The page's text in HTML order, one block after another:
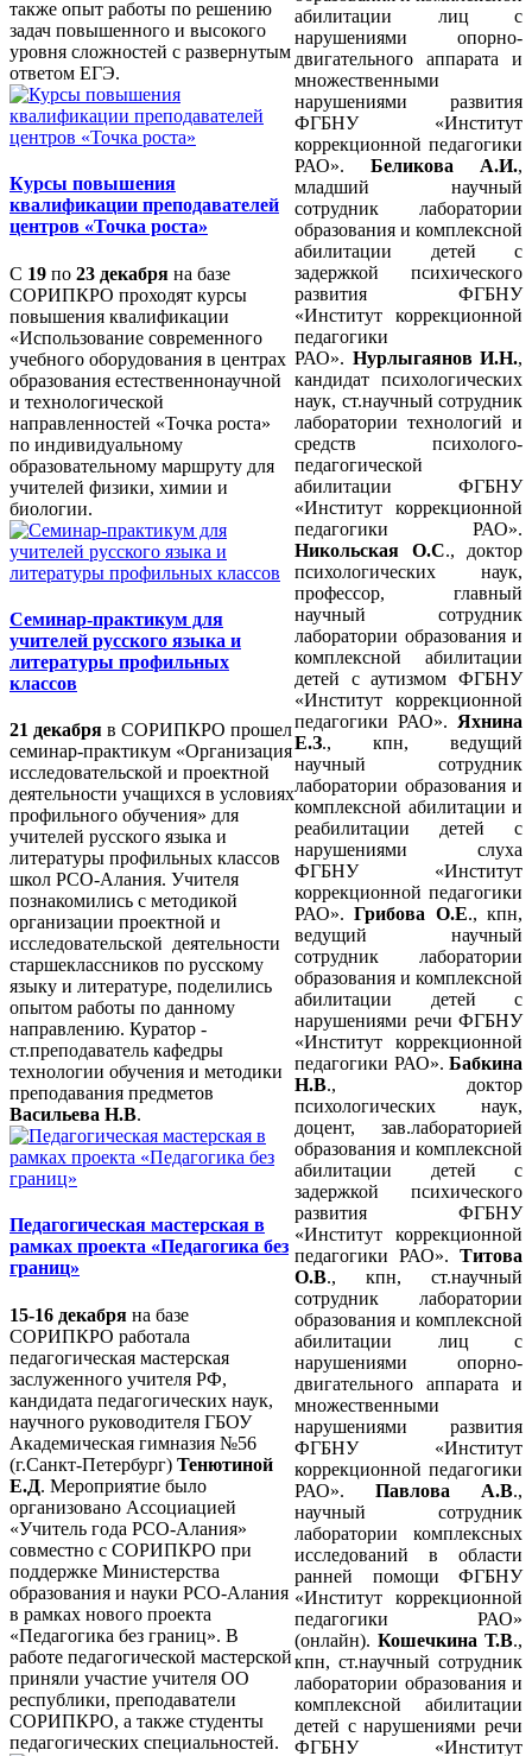
также опыт работы по решению
задач повышенного и высокого
уровня сложностей с развернутым
ответом ЕГЭ.
Курсы повышения
квалификации преподавателей
центров «Точка роста»
С 19 по 23 декабря на базе
СОРИПКРО проходят курсы
повышения квалификации
«Использование современного
учебного оборудования в центрах
образования естественнонаучной
и технологической
направленностей «Точка роста»
по индивидуальному
образовательному маршруту для
учителей физики, химии и
биологии.
Семинар-практикум для
учителей русского языка и
литературы профильных
классов
21 декабря в СОРИПКРО прошел
семинар-практикум «Организация
исследовательской и проектной
деятельности учащихся в условиях
профильного обучения» для
учителей русского языка и
литературы профильных классов
школ РСО-Алания. Учителя
познакомились с методикой
организации проектной и
исследовательской деятельности
старшеклассников по русскому
языку и литературе, поделились
опытом работы по данному
направлению. Куратор -
ст.преподаватель кафедры
технологии обучения и методики
преподавания предметов
Васильева Н.В.
Педагогическая мастерская в
рамках проекта «Педагогика без
границ»
15-16 декабря на базе
СОРИПКРО работала
педагогическая мастерская
заслуженного учителя РФ,
кандидата педагогических наук,
научного руководителя ГБОУ
Академическая гимназия №56
(г.Санкт-Петербург) Тенютиной
Е.Д. Мероприятие было
организовано Ассоциацией
«Учитель года РСО-Алания»
совместно с СОРИПКРО при
поддержке Министерства
образования и науки РСО-Алания
в рамках нового проекта
«Педагогика без границ». В
работе педагогической мастерской
приняли участие учителя ОО
республики, преподаватели
СОРИПКРО, а также студенты
педагогических специальностей.
абилитации лиц с
нарушениями опорно-
двигательного аппарата и
множественными
нарушениями развития
ФГБНУ «Институт
коррекционной педагогики
РАО». Беликова А.И.,
младший научный
сотрудник лаборатории
образования и комплексной
абилитации детей с
задержкой психического
развития ФГБНУ
«Институт коррекционной
педагогики
РАО». Нурлыгаянов И.Н.,
кандидат психологических
наук, ст.научный сотрудник
лаборатории технологий и
средств психолого-
педагогической
абилитации ФГБНУ
«Институт коррекционной
педагогики РАО».
Никольская О.С., доктор
психологических наук,
профессор, главный
научный сотрудник
лаборатории образования и
комплексной абилитации
детей с аутизмом ФГБНУ
«Институт коррекционной
педагогики РАО». Яхнина
Е.З., кпн, ведущий
научный сотрудник
лаборатории образования и
комплексной абилитации и
реабилитации детей с
нарушениями слуха
ФГБНУ «Институт
коррекционной педагогики
РАО».Грибова О.Е., кпн,
ведущий научный
сотрудник лаборатории
образования и комплексной
абилитации детей с
нарушениями речи ФГБНУ
«Институт коррекционной
педагогики РАО». Бабкина
Н.В., доктор
психологических наук,
доцент, зав.лабораторией
образования и комплексной
абилитации детей с
задержкой психического
развития ФГБНУ
«Институт коррекционной
педагогики РАО». Титова
О.В., кпн, ст.научный
сотрудник лаборатории
образования и комплексной
абилитации лиц с
нарушениями опорно-
двигательного аппарата и
множественными
нарушениями развития
ФГБНУ «Институт
коррекционной педагогики
РАО». Павлова А.В.,
научный сотрудник
лаборатории комплексных
исследований в области
ранней помощи ФГБНУ
«Институт коррекционной
педагогики РАО»
(онлайн). Кошечкина Т.В.,
кпн, ст.научный сотрудник
лаборатории образования и
комплексной абилитации
детей с нарушениями речи
ФГБНУ «Институт